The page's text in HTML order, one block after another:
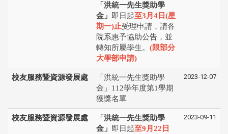
「洪統一先生獎助學
金」 即日起至3月4日(星
期一)止受理申請，請各
院系惠予協助公告，並
轉知所屬學生。 (限部分
大學部申請)
校友服務暨資源發展處
「洪統一先生獎助學
金」112學年度第1學期
獲獎名單
2023-12-07
校友服務暨資源發展處
「洪統一先生獎助學
金」 即日起至9月22日
2023-09-11